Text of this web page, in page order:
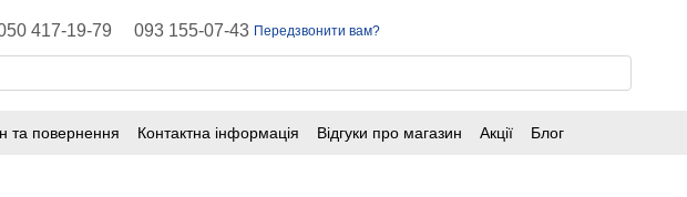
417-19-79 093 155-07-43 Передзвонити вам?
та повернення Контактна інформація Відгуки про магазин Акції
Блог